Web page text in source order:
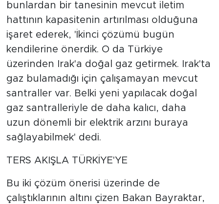
bunlardan bir tanesinin mevcut iletim
hattının kapasitenin artırılması olduğuna
işaret ederek, 'İkinci çözümü bugün
kendilerine önerdik. O da Türkiye
üzerinden Irak'a doğal gaz getirmek. Irak'ta
gaz bulamadığı için çalışamayan mevcut
santraller var. Belki yeni yapılacak doğal
gaz santralleriyle de daha kalıcı, daha
uzun dönemli bir elektrik arzını buraya
sağlayabilmek' dedi.
TERS AKIŞLA TÜRKİYE'YE
Bu iki çözüm önerisi üzerinde de
çalıştıklarının altını çizen Bakan Bayraktar,